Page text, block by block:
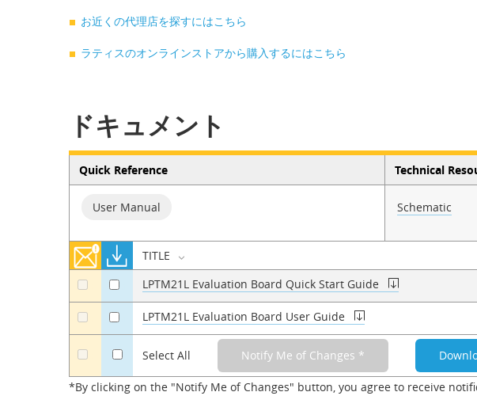
お近くの代理店を探すにはこちら
ラティスのオンラインストアから購入するにはこちら
ドキュメント
Quick Reference
User Manual
Technical
Schematic
TITLE
a Select All
a a LPTM21L Evaluation Board Quick Start Guide
a a LPTM21L Evaluation Board User Guide
*By clicking on the "Notify Me of Changes" button, you agree to receive